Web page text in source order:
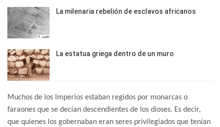
La milenaria rebelión de esclavos africanos
La estatua griega dentro de un muro
Muchos de los Imperios estaban regidos por monarcas o
faraones que se decían descendientes de los dioses. Es decir,
que quienes los gobernaban eran seres privilegiados que tenían